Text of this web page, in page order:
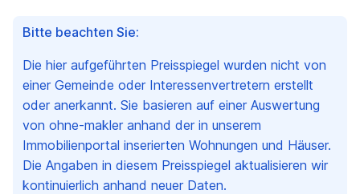
Bitte beachten Sie:
Die hier aufgeführten Preisspiegel wurden nicht von
einer Gemeinde oder Interessenvertretern erstellt
oder anerkannt. Sie basieren auf einer Auswertung
von ohne-makler anhand der in unserem
Immobilienportal inserierten Wohnungen und Häuser.
Die Angaben in diesem Preisspiegel aktualisieren wir
kontinuierlich anhand neuer Daten.